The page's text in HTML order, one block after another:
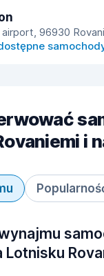
airport, 96930
i
Lotnisku